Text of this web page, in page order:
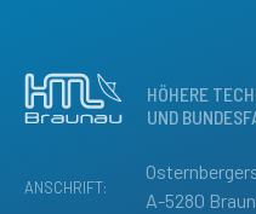
HÖHERE
UND
ANSCHRIFT:
A-5280